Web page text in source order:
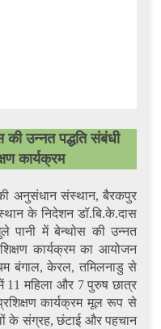
उन्नत पद्धति संबंधी
कार्यक्रम
अनुसंधान संस्थान, बैरकपुर
के निदेशन डॉ.बि.के.दास
पानी में बेन्थोस की उन्नत
कार्यक्रम का आयोजन
बंगाल, केरल, तमिलनाडु से
11 महिला और 7 पुरुष छात्र
कार्यक्रम मूल रूप से
के संग्रह, छंटाई और पहचान